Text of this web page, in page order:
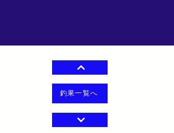
釣果一覧へ